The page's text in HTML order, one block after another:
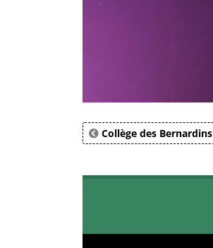
Collège des Bernardins